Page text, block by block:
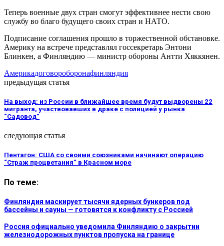
Теперь военные двух стран смогут эффективнее нести свою
службу во благо будущего своих стран и НАТО.
Подписание соглашения прошло в торжественной обстановке.
Америку на встрече представлял госсекретарь Энтони
Блинкен, а Финляндию — министр обороны Антти Хяккянен.
Америкадоговороборонафинляндия
предыдущая статья
На выход: из России в ближайшее время будут выдворены 22
мигранта, участвовавших в драке с полицией у рынка
“Садовод”
следующая статья
Пентагон: США со своими союзниками начинают операцию
“Страж процветания” в Красном море
По теме:
Финляндия маскирует тысячи ядерных бункеров под
бассейны и сауны — готовятся к конфликту с Россией
Россия официально уведомила Финляндию о закрытии
железнодорожных пунктов пропуска на границе